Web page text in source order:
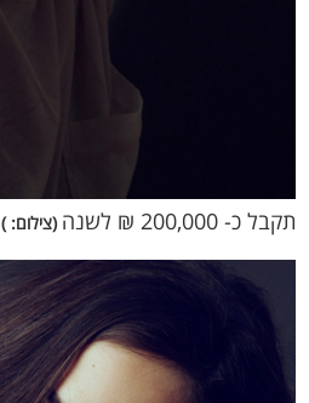
תקבל כ- 200,000 ₪ לשנה (צילום: )